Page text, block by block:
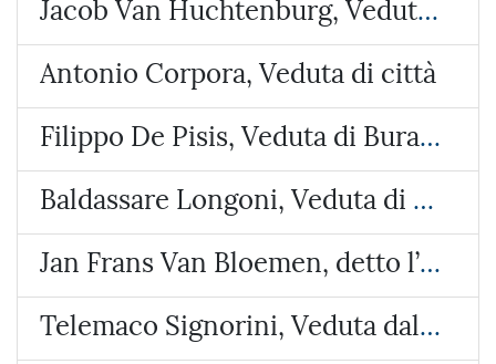
Jacob Van Huchtenburg, Veduta di Piazza Colonna
Antonio Corpora, Veduta di città
Filippo De Pisis, Veduta di Burano
Baldassare Longoni, Veduta di Arosio (Brianza)
Jan Frans Van Bloemen, detto l’Orizzonte, Veduta del castello di Lunghezza
Telemaco Signorini, Veduta dalla costa di Riomaggiore